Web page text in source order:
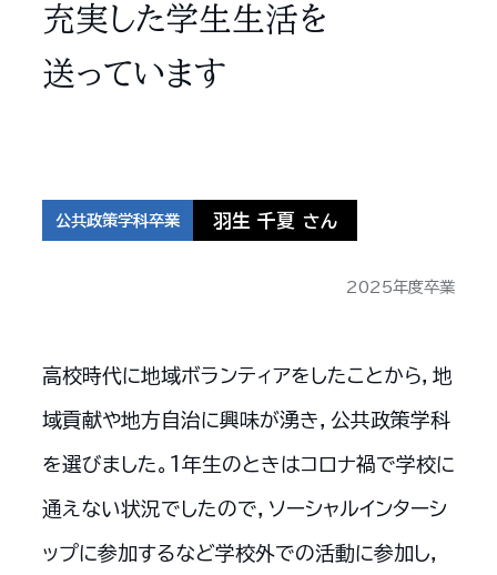
充実した学生生活を
送っています
公共政策学科卒業 羽生 千夏 さん
2025年度卒業
高校時代に地域ボランティアをしたことから，地
域貢献や地方自治に興味が湧き，公共政策学科
を選びました。1年生のときはコロナ禍で学校に
通えない状況でしたので，ソーシャルインターシ
ップに参加するなど学校外での活動に参加し，